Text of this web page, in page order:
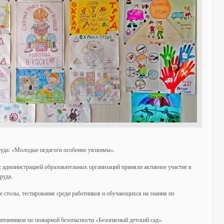
«Молодые педагоги особенно уязвимы».
образовательных организаций приняли активное участие в
тестирование среди работников и обучающихся на знания по
по пожарной безопасности «Безопасный детский сад».